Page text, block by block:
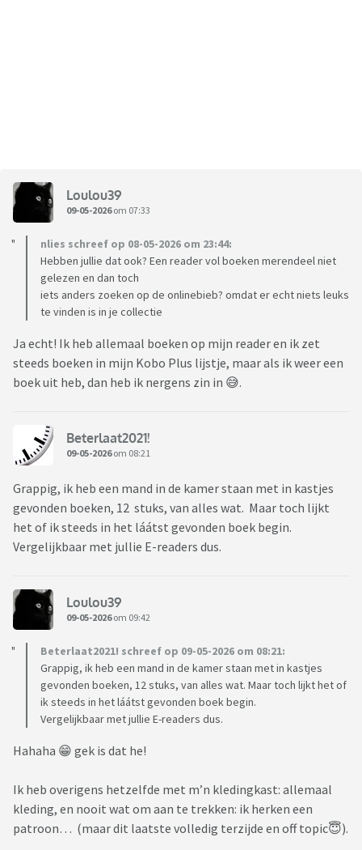
Loulou39
09-05-2026om 07:33
nlies schreef op 08-05-2026 om 23:44:
Hebben jullie dat ook? Een reader vol boeken merendeel niet
gelezen en dan toch
iets anders zoeken op de onlinebieb? omdat er echt niets leuks
te vinden is in je collectie
Ja echt! Ik heb allemaal boeken op mijn reader en ik zet
steeds boeken in mijn Kobo Plus lijstje, maar als ik weer een
boek uit heb, dan heb ik nergens zin in 😅.
Beterlaat2021!
09-05-2026om 08:21
Grappig, ik heb een mand in de kamer staan met in kastjes
gevonden boeken, 12 stuks, van alles wat. Maar toch lijkt
het of ik steeds in het láátst gevonden boek begin.
Vergelijkbaar met jullie E-readers dus.
Loulou39
09-05-2026om 09:42
Beterlaat2021! schreef op 09-05-2026 om 08:21:
Grappig, ik heb een mand in de kamer staan met in kastjes
gevonden boeken, 12 stuks, van alles wat. Maar toch lijkt het of
ik steeds in het láátst gevonden boek begin.
Vergelijkbaar met jullie E-readers dus.
Hahaha 😁 gek is dat he!
Ik heb overigens hetzelfde met m’n kledingkast: allemaal
kleding, en nooit wat om aan te trekken: ik herken een
patroon… (maar dit laatste volledig terzijde en off topic😇).